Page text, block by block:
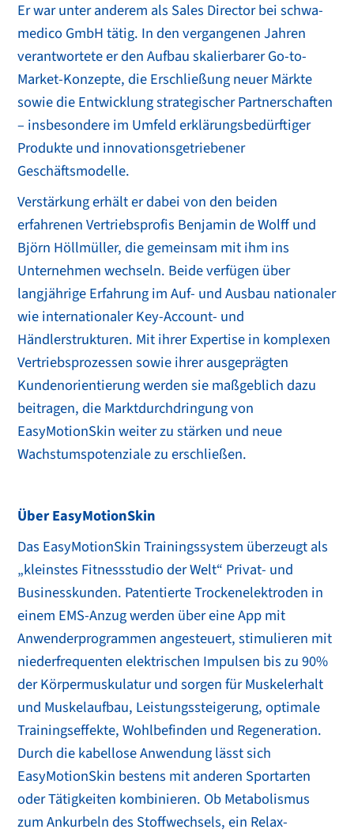
Er war unter anderem als Sales Director bei schwa-
medico GmbH tätig. In den vergangenen Jahren
verantwortete er den Aufbau skalierbarer Go-to-
Market-Konzepte, die Erschließung neuer Märkte
sowie die Entwicklung strategischer Partnerschaften
– insbesondere im Umfeld erklärungsbedürftiger
Produkte und innovationsgetriebener
Geschäftsmodelle.
Verstärkung erhält er dabei von den beiden
erfahrenen Vertriebsprofis Benjamin de Wolff und
Björn Höllmüller, die gemeinsam mit ihm ins
Unternehmen wechseln. Beide verfügen über
langjährige Erfahrung im Auf- und Ausbau nationaler
wie internationaler Key-Account- und
Händlerstrukturen. Mit ihrer Expertise in komplexen
Vertriebsprozessen sowie ihrer ausgeprägten
Kundenorientierung werden sie maßgeblich dazu
beitragen, die Marktdurchdringung von
EasyMotionSkin weiter zu stärken und neue
Wachstumspotenziale zu erschließen.
Über EasyMotionSkin
Das EasyMotionSkin Trainingssystem überzeugt als
„kleinstes Fitnessstudio der Welt“ Privat- und
Businesskunden. Patentierte Trockenelektroden in
einem EMS-Anzug werden über eine App mit
Anwenderprogrammen angesteuert, stimulieren mit
niederfrequenten elektrischen Impulsen bis zu 90%
der Körpermuskulatur und sorgen für Muskelerhalt
und Muskelaufbau, Leistungssteigerung, optimale
Trainingseffekte, Wohlbefinden und Regeneration.
Durch die kabellose Anwendung lässt sich
EasyMotionSkin bestens mit anderen Sportarten
oder Tätigkeiten kombinieren. Ob Metabolismus
zum Ankurbeln des Stoffwechsels, ein Relax-